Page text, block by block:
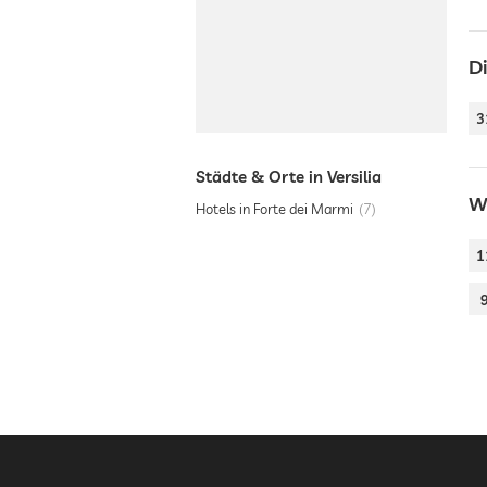
Städte & Orte in Versilia
Hotels in Forte dei Marmi 7